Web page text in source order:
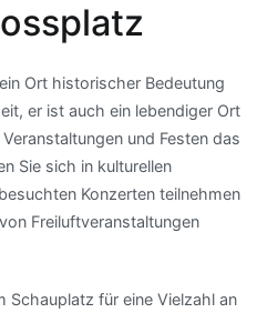
Ort historischer Bedeutung
er ist auch ein lebendiger Ort
und Festen das
Sie sich in kulturellen
Konzerten teilnehmen
Freiluftveranstaltungen
Schauplatz für eine Vielzahl an